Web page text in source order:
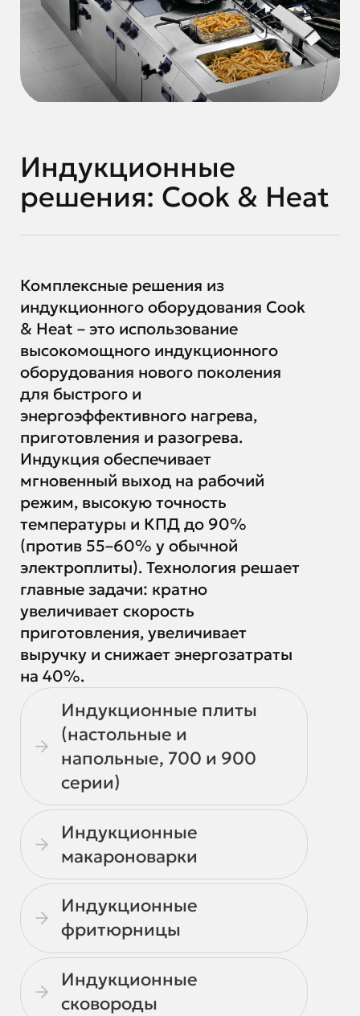
Индукционные
решения: Cook & Heat
Комплексные решения из
индукционного оборудования Cook
& Heat – это использование
высокомощного индукционного
оборудования нового поколения
для быстрого и
энергоэффективного нагрева,
приготовления и разогрева.
Индукция обеспечивает
мгновенный выход на рабочий
режим, высокую точность
температуры и КПД до 90%
(против 55–60% у обычной
электроплиты). Технология решает
главные задачи: кратно
увеличивает скорость
приготовления, увеличивает
выручку и снижает энергозатраты
на 40%.
Индукционные плиты
(настольные и
напольные, 700 и 900
серии)
Индукционные
макароноварки
Индукционные
фритюрницы
Индукционные
сковороды